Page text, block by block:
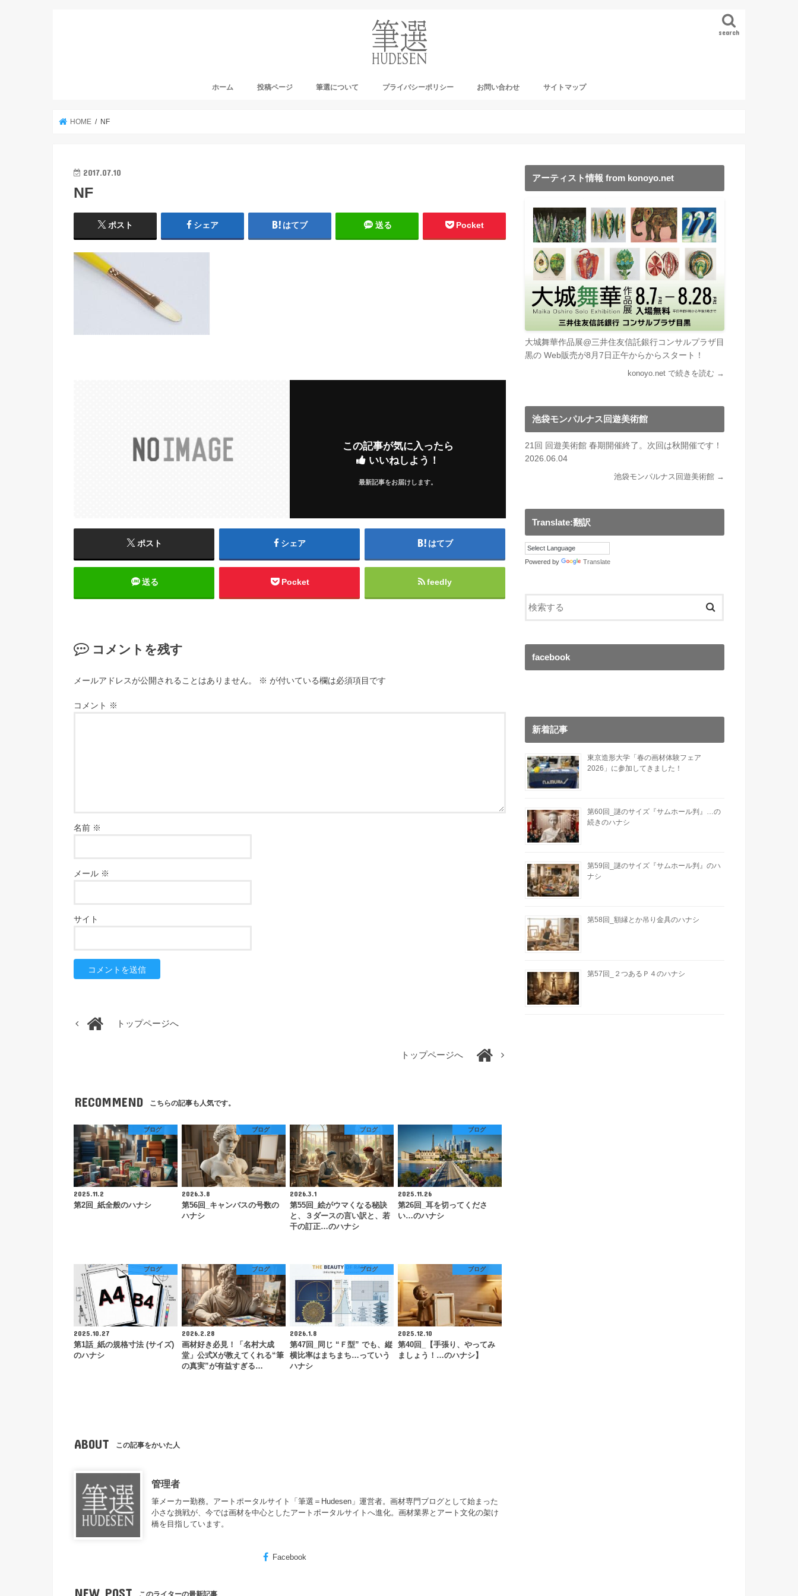
search
ホーム 投稿ページ 筆選について プライバシーポリシー お問い合わせ サイトマップ
HOME NF
2017.07.10
NF
ポスト シェア はてブ 送る Pocket
この記事が気に入ったら
いいねしよう！
最新記事をお届けします。
ポスト シェア はてブ
送る Pocket feedly
コメントを残す
メールアドレスが公開されることはありません。 ※ が付いている欄は必須項目です
コメント ※
名前 ※
メール ※
サイト
トップページへ
トップページへ
RECOMMEND こちらの記事も人気です。
ブログ
2025.11.2
第2回_紙全般のハナシ
ブログ
2026.3.8
第56回_キャンバスの号数の
ハナシ
ブログ
2026.3.1
第55回_絵がウマくなる秘訣
と、３ダースの言い訳と、若
干の訂正…のハナシ
ブログ
2025.11.26
第26回_耳を切ってくださ
い…のハナシ
ブログ
2025.10.27
第1話_紙の規格寸法 (サイズ)
のハナシ
ブログ
2026.2.28
画材好き必見！「名村大成
堂」公式Xが教えてくれる“筆
の真実”が有益すぎる…
ブログ
2026.1.8
第47回_同じ “Ｆ型” でも、縦
横比率はまちまち…っていう
ハナシ
ブログ
2025.12.10
第40回_【手張り、やってみ
ましょう！…のハナシ】
ABOUT この記事をかいた人
管理者
筆メーカー勤務。アートポータルサイト「筆選＝Hudesen」運営者。画材専門ブログとして始まった
小さな挑戦が、今では画材を中心としたアートポータルサイトへ進化。画材業界とアート文化の架け
橋を目指しています。
Facebook
NEW POST
アーティスト情報 from konoyo.net
大城舞華作品展@三井住友信託銀行コンサルプラザ目
黒の Web販売が8月7日正午からからスタート！
konoyo.net で続きを読む →
池袋モンパルナス回遊美術館
21回 回遊美術館 春期開催終了。次回は秋開催です！
2026.06.04
池袋モンパルナス回遊美術館 →
Translate:翻訳
Powered by Translate
facebook
新着記事
東京造形大学「春の画材体験フェア
2026」に参加してきました！
第60回_謎のサイズ『サムホール判』…の
続きのハナシ
第59回_謎のサイズ『サムホール判』のハ
ナシ
第58回_額縁とか吊り金具のハナシ
第57回_２つあるＰ４のハナシ